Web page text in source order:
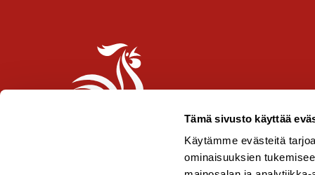
Tämä sivusto käyttää
Käytämme evästeitä
ominaisuuksien
k